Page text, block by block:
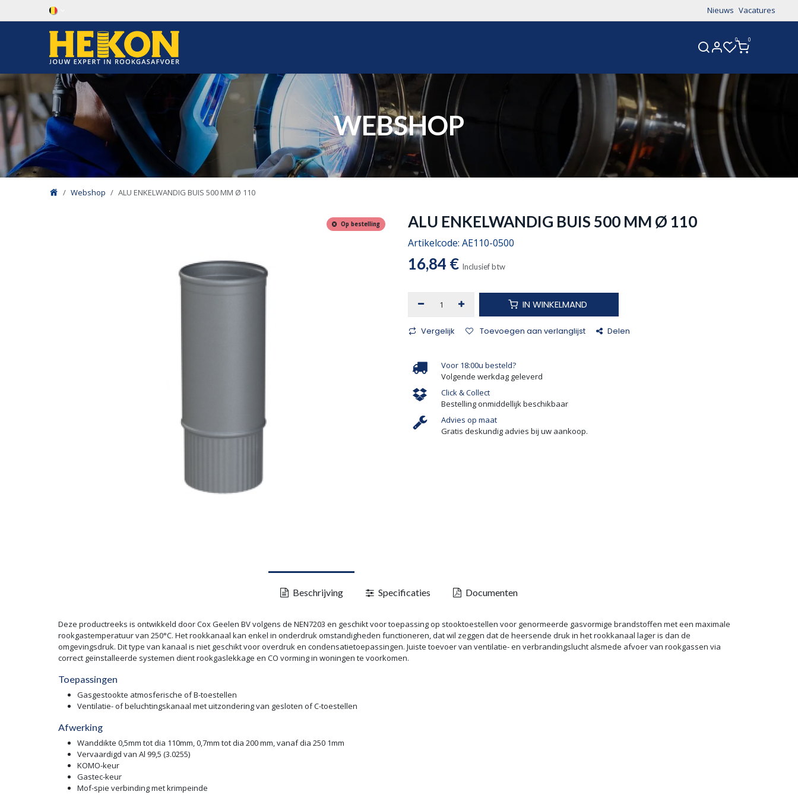
Overslaan naar inhoud Nieuws Vacatures
0 0
WEBSHOP
Webshop ALU ENKELWANDIG BUIS 500 MM Ø 110
Op bestelling ALU ENKELWANDIG BUIS 500 MM Ø 110
Artikelcode: AE110-0500
16,84 € Inclusief btw
IN WINKELMAND
Vergelijk Toevoegen aan verlanglijst Delen
Voor 18:00u besteld?
Volgende werkdag geleverd
Click & Collect
Bestelling onmiddellijk beschikbaar
Advies op maat
Gratis deskundig advies bij uw aankoop.
Beschrijving Specificaties Documenten
Deze productreeks is ontwikkeld door Cox Geelen BV volgens de NEN7203 en geschikt voor toepassing op stooktoestellen voor genormeerde gasvormige brandstoffen met een maximale
rookgastemperatuur van 250°C. Het rookkanaal kan enkel in onderdruk omstandigheden functioneren, dat wil zeggen dat de heersende druk in het rookkanaal lager is dan de
omgevingsdruk. Dit type van kanaal is niet geschikt voor overdruk en condensatietoepassingen. Juiste toevoer van ventilatie- en verbrandingslucht alsmede afvoer van rookgassen via
correct geïnstalleerde systemen dient rookgaslekkage en CO vorming in woningen te voorkomen.
Toepassingen
Gasgestookte atmosferische of B-toestellen
Ventilatie- of beluchtingskanaal met uitzondering van gesloten of C-toestellen
Afwerking
Wanddikte 0,5mm tot dia 110mm, 0,7mm tot dia 200 mm, vanaf dia 250 1mm
Vervaardigd van Al 99,5 (3.0255)
KOMO-keur
Gastec-keur
Mof-spie verbinding met krimpeinde